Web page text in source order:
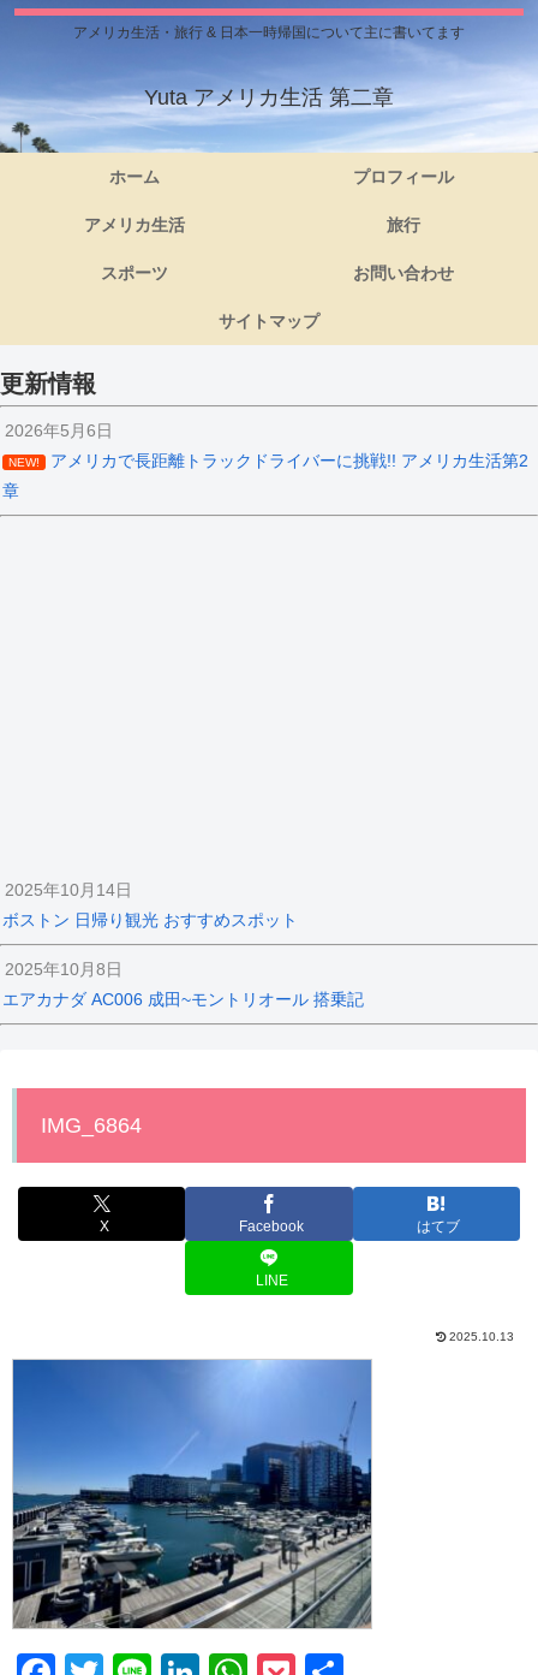
アメリカ生活・旅行 & 日本一時帰国について主に書いてます
Yuta アメリカ生活 第二章
ホーム プロフィール
アメリカ生活 旅行
スポーツ お問い合わせ
サイトマップ
更新情報
2026年5月6日
NEW!
アメリカで長距離トラックドライバーに挑戦!! アメリカ生活第2
章
2025年10月14日
ボストン 日帰り観光 おすすめスポット
2025年10月8日
エアカナダ AC006 成田~モントリオール 搭乗記
IMG_6864
X Facebook はてブ
LINE
2025.10.13